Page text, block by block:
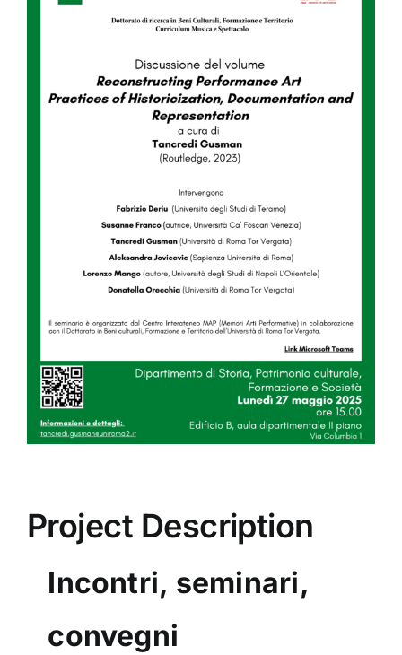
Image
Project Description
Incontri, seminari,
convegni